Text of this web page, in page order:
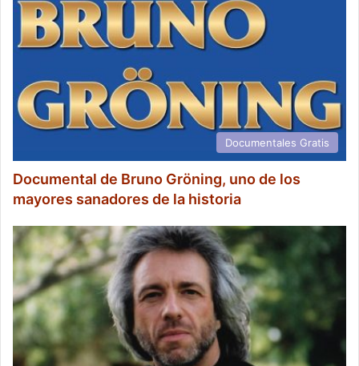
Documentales Gratis
Documental de Bruno Gröning, uno de los
mayores sanadores de la historia